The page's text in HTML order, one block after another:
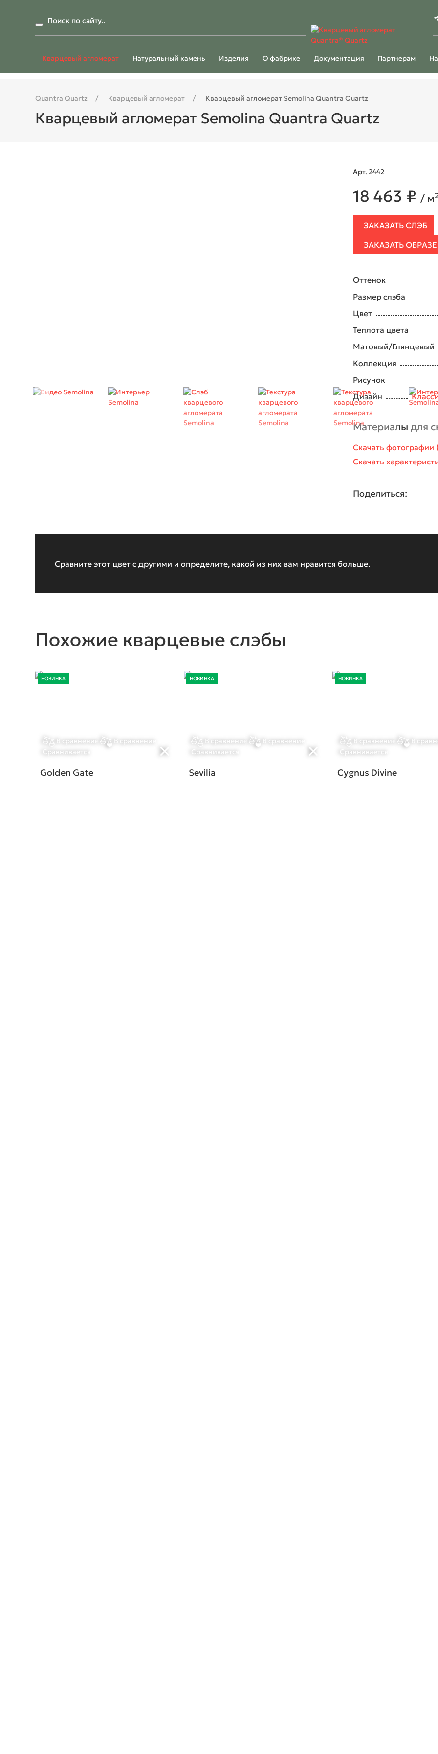
Кварцевый агломерат Натуральный камень Изделия О фабрике Документация Партнерам
Quantra Quartz Кварцевый агломерат Кварцевый агломерат Semolina Quantra Quartz
Кварцевый агломерат Semolina Quantra Quartz
Арт. 2442
18 463 ₽ / м2
ЗАКАЗАТЬ СЛЭБ
ЗАКАЗАТЬ
Оттенок
Размер слэба
Цвет
Теплота цвета
Матовый/Глянцевый
Коллекция
Рисунок
Дизайн
Материалы для
Скачать фотографии
Скачать
Поделиться:
Сравните этот цвет с другими и определите, какой из них вам нравится больше.
Похожие кварцевые слэбы
НОВИНКА
В сравнение
В сравнение
Сравнивается
Golden Gate
НОВИНКА
В сравнение
В сравнение
Сравнивается
Sevilia
НОВИНКА
В сравнение
В
Сравнивается
Cygnus Divine